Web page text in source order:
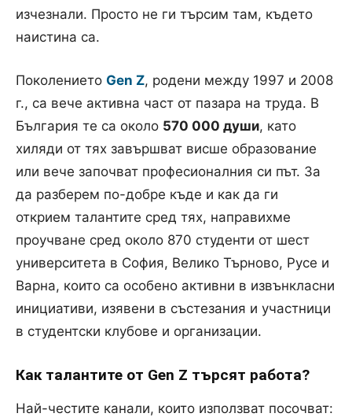
изчезнали. Просто не ги търсим там, където
наистина са.
Поколението Gen Z, родени между 1997 и 2008
г., са вече активна част от пазара на труда. В
България те са около 570 000 души, като
хиляди от тях завършват висше образование
или вече започват професионалния си път. За
да разберем по-добре къде и как да ги
открием талантите сред тях, направихме
проучване сред около 870 студенти от шест
университета в София, Велико Търново, Русе и
Варна, които са особено активни в извънкласни
инициативи, изявени в състезания и участници
в студентски клубове и организации.
Как талантите от Gen Z търсят работа?
Най-честите канали, които използват посочват: